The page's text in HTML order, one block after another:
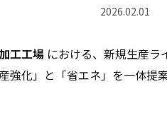
2026.02.01
工工場 における、新規生産ラ
強化」と「省エネ」を一体提